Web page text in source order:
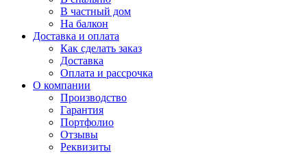
В частный дом
На балкон
Доставка и оплата
Как сделать заказ
Доставка
Оплата и рассрочка
О компании
Производство
Гарантия
Портфолио
Отзывы
Реквизиты